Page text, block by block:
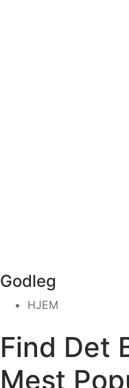
Godleg
HJEM
Find Det
Mest